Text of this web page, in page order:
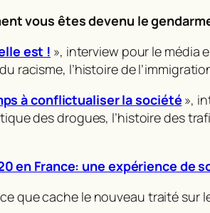
vous êtes devenu le
est ! », interview pour le média
racisme, l’histoire de
à conflictualiser la société »,
des drogues, l’histoire des
en France: une expérience de
que cache le nouveau traité sur